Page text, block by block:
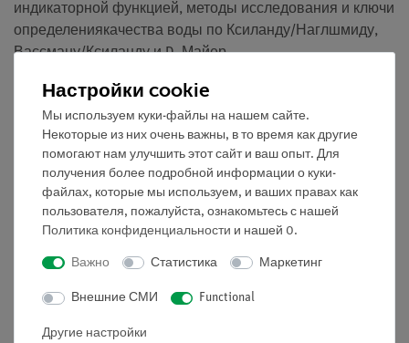
индикаторной функцией, методы исследования и ключи
определениякачества воды по Ксиланду/Наглшмиду,
Вассману/Ксиланду и D. Майер
листами позволяет классифицировать воду по классам
качества I...IV.
Оборудование и технические данные
- Фильтры, ванночки
- Сочок для водных организмов
- Пинцеты, кисточки, пипетки
- Лупы с контейнером, большие и маленькие
- Штангенциркуль, линейки
Настройки cookie
Мы используем куки-файлы на нашем сайте.
Некоторые из них очень важны, в то время как другие
помогают нам улучшить этот сайт и ваш опыт. Для
получения более подробной информации о куки-
файлах, которые мы используем, и ваших правах как
пользователя, пожалуйста, ознакомьтесь с нашей
Политика конфиденциальности и нашей 0.
Важно Статистика Маркетинг
Внешние СМИ Functional
Другие настройки